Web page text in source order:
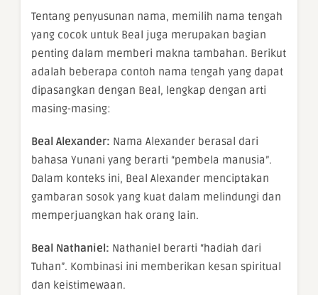
Tentang penyusunan nama, memilih nama tengah
yang cocok untuk Beal juga merupakan bagian
penting dalam memberi makna tambahan. Berikut
adalah beberapa contoh nama tengah yang dapat
dipasangkan dengan Beal, lengkap dengan arti
masing-masing:
Beal Alexander: Nama Alexander berasal dari
bahasa Yunani yang berarti “pembela manusia”.
Dalam konteks ini, Beal Alexander menciptakan
gambaran sosok yang kuat dalam melindungi dan
memperjuangkan hak orang lain.
Beal Nathaniel: Nathaniel berarti “hadiah dari
Tuhan”. Kombinasi ini memberikan kesan spiritual
dan keistimewaan.